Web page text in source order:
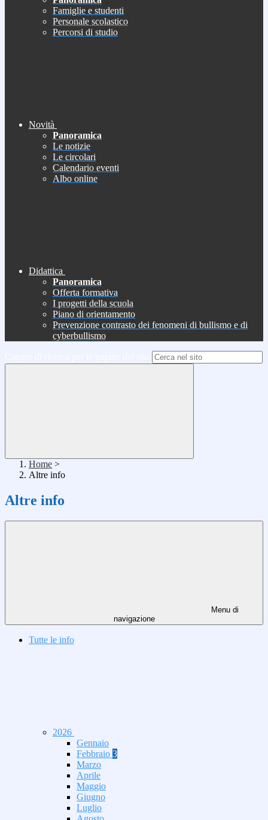
Famiglie e studenti
Personale scolastico
Percorsi di studio
Novità
Panoramica
Le notizie
Le circolari
Calendario eventi
Albo online
Didattica
Panoramica
Offerta formativa
I progetti della scuola
Piano di orientamento
Prevenzione contrasto dei fenomeni di bullismo e di
cyberbullismo
Home >
Altre info
Altre info
Menu di
navigazione
Tutte le info
2026
Gennaio
Febbraio 3
Marzo
Aprile
Maggio
Giugno
Luglio